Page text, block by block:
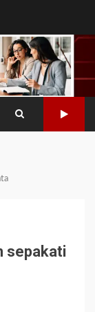
sepakati